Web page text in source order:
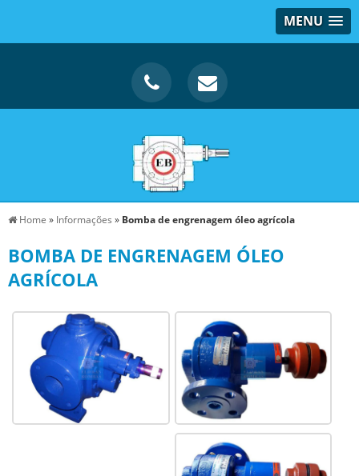
MENU
Home » Informações » Bomba de engrenagem óleo agrícola
BOMBA DE ENGRENAGEM ÓLEO
AGRÍCOLA